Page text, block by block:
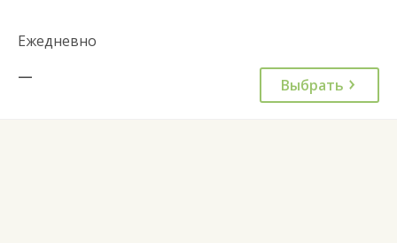
Ежедневно
—
Выбрать